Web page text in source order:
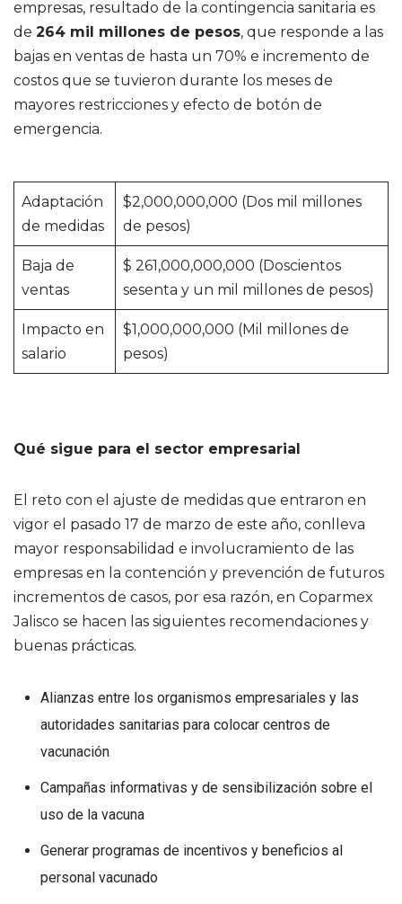
empresas, resultado de la contingencia sanitaria es
de 264 mil millones de pesos, que responde a las
bajas en ventas de hasta un 70% e incremento de
costos que se tuvieron durante los meses de
mayores restricciones y efecto de botón de
emergencia.
Adaptación
de medidas
$2,000,000,000 (Dos mil millones
de pesos)
Baja de
ventas
$ 261,000,000,000 (Doscientos
sesenta y un mil millones de pesos)
Impacto en
salario
$1,000,000,000 (Mil millones de
pesos)
Qué sigue para el sector empresarial
El reto con el ajuste de medidas que entraron en
vigor el pasado 17 de marzo de este año, conlleva
mayor responsabilidad e involucramiento de las
empresas en la contención y prevención de futuros
incrementos de casos, por esa razón, en Coparmex
Jalisco se hacen las siguientes recomendaciones y
buenas prácticas.
Alianzas entre los organismos empresariales y las
autoridades sanitarias para colocar centros de
vacunación
Campañas informativas y de sensibilización sobre el
uso de la vacuna
Generar programas de incentivos y beneficios al
personal vacunado